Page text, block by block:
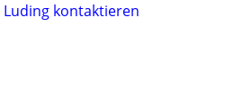
Luding kontaktieren